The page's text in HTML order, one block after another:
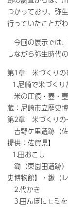
つかっており、弥
行っていたことが
今回の展示では
しながら弥生時代
第1章 米づくりの
1.尼崎で米づく
米の圧痕・壺・
蔵：尼崎市立歴史博
第2章 米づくりの
吉野ケ里遺跡（
提供：佐賀県】
1.田おこし
鋤（東園田遺跡
史博物館】・鍬（レ
2.代かき
3.田んぼにモミ